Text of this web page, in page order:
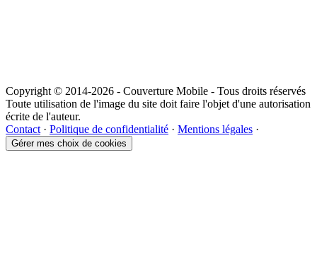
Copyright © 2014-2026 - Couverture Mobile - Tous droits réservés
Toute utilisation de l'image du site doit faire l'objet d'une autorisation
écrite de l'auteur.
Contact · Politique de confidentialité · Mentions légales ·
Gérer mes choix de cookies